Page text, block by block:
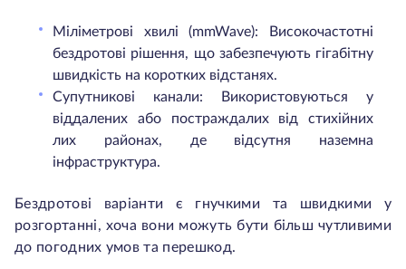
Міліметрові хвилі (mmWave): Високочастотні
бездротові рішення, що забезпечують гігабітну
швидкість на коротких відстанях.
Супутникові канали: Використовуються у
віддалених або постраждалих від стихійних
лих районах, де відсутня наземна
інфраструктура.
Бездротові варіанти є гнучкими та швидкими у
розгортанні, хоча вони можуть бути більш чутливими
до погодних умов та перешкод.